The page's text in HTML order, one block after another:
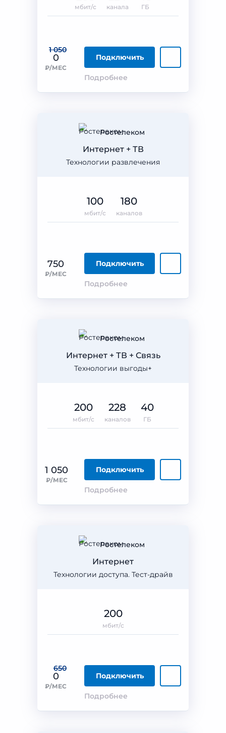
1 050
0
₽/МЕС
Подключить
Подробнее
мбит/с канала ГБ
Ростелеком
Технологии развлечения
Интернет + ТВ
750
₽/МЕС
Подключить
Подробнее
100
мбит/с
180
каналов
Ростелеком
Технологии выгоды+
Интернет + ТВ + Связь
1 050
₽/МЕС
Подключить
Подробнее
200
мбит/с
228
каналов
40
ГБ
Ростелеком
Технологии доступа. Тест-драйв
Интернет
650
0
₽/МЕС
Подключить
Подробнее
200
мбит/с